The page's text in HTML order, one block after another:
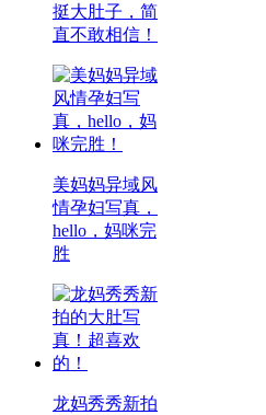
挺大肚子，简
直不敢相信！
美妈妈异域风
情孕妇写真，
hello，妈咪完
胜
龙妈秀秀新拍